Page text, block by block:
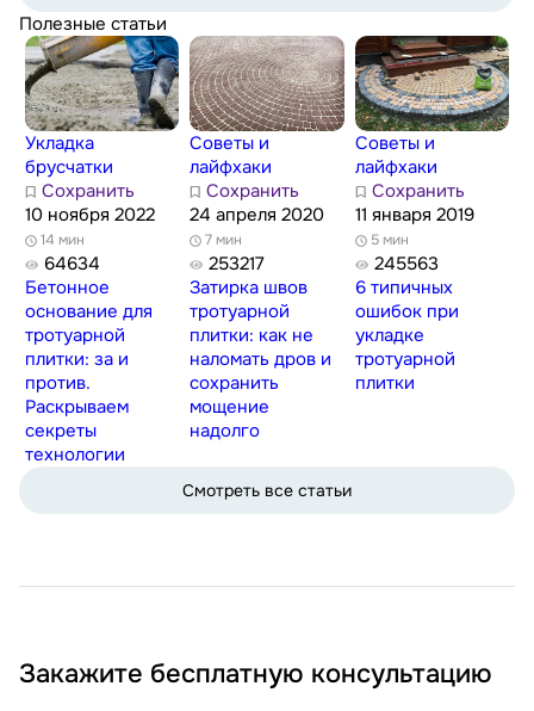
Полезные статьи
Укладка
брусчатки
Сохранить
10 ноября 2022
14 мин
64634
Бетонное
основание для
тротуарной
плитки: за и
против.
Раскрываем
секреты
технологии
Советы и
лайфхаки
Сохранить
24 апреля 2020
7 мин
253217
Затирка швов
тротуарной
плитки: как не
наломать дров и
сохранить
мощение
надолго
Советы и
лайфхаки
Сохранить
11 января 2019
5 мин
245563
6 типичных
ошибок при
укладке
тротуарной
плитки
Смотреть все статьи
Закажите бесплатную консультацию